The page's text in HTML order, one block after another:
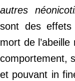
autres
sont des effets
mort de
comportement,
et pouvant in